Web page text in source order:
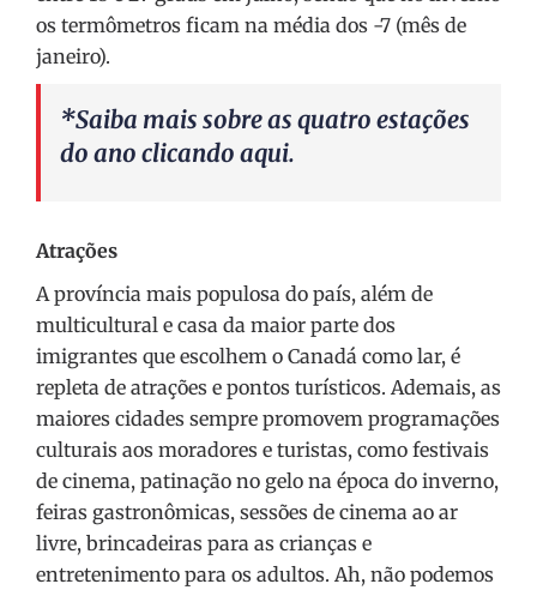
os termômetros ficam na média dos -7 (mês de
janeiro).
*Saiba mais sobre as quatro estações
do ano clicando aqui.
Atrações
A província mais populosa do país, além de
multicultural e casa da maior parte dos
imigrantes que escolhem o Canadá como lar, é
repleta de atrações e pontos turísticos. Ademais, as
maiores cidades sempre promovem programações
culturais aos moradores e turistas, como festivais
de cinema, patinação no gelo na época do inverno,
feiras gastronômicas, sessões de cinema ao ar
livre, brincadeiras para as crianças e
entretenimento para os adultos. Ah, não podemos